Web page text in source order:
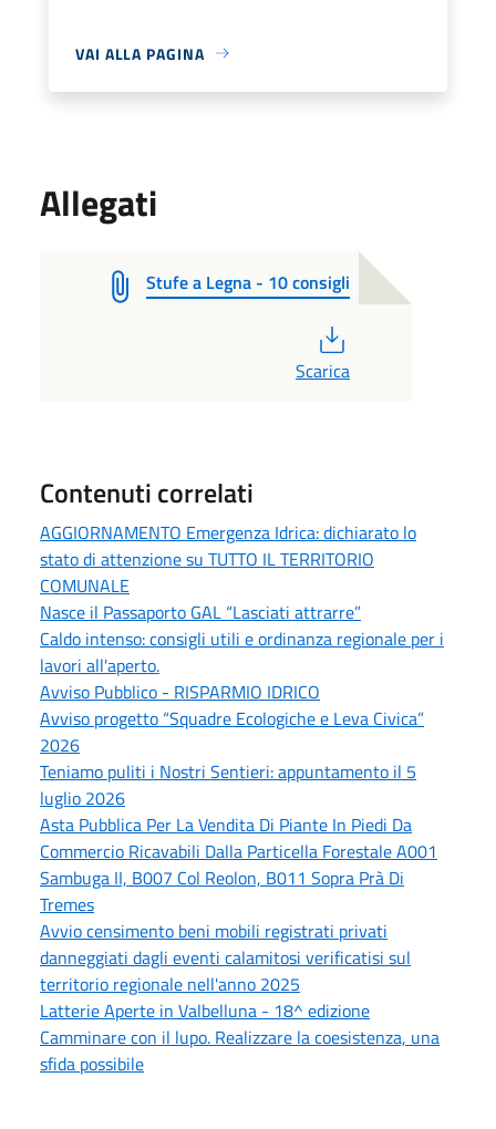
VAI ALLA PAGINA
Allegati
Stufe a Legna - 10 consigli
Scarica
Contenuti correlati
AGGIORNAMENTO Emergenza Idrica: dichiarato lo
stato di attenzione su TUTTO IL TERRITORIO
COMUNALE
Nasce il Passaporto GAL “Lasciati attrarre”
Caldo intenso: consigli utili e ordinanza regionale per i
lavori all'aperto.
Avviso Pubblico - RISPARMIO IDRICO
Avviso progetto “Squadre Ecologiche e Leva Civica”
2026
Teniamo puliti i Nostri Sentieri: appuntamento il 5
luglio 2026
Asta Pubblica Per La Vendita Di Piante In Piedi Da
Commercio Ricavabili Dalla Particella Forestale A001
Sambuga II, B007 Col Reolon, B011 Sopra Prà Di
Tremes
Avvio censimento beni mobili registrati privati
danneggiati dagli eventi calamitosi verificatisi sul
territorio regionale nell'anno 2025
Latterie Aperte in Valbelluna - 18^ edizione
Camminare con il lupo. Realizzare la coesistenza, una
sfida possibile